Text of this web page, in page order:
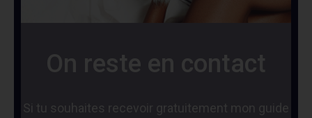
On reste en contact
Si tu souhaites recevoir gratuitement mon guide